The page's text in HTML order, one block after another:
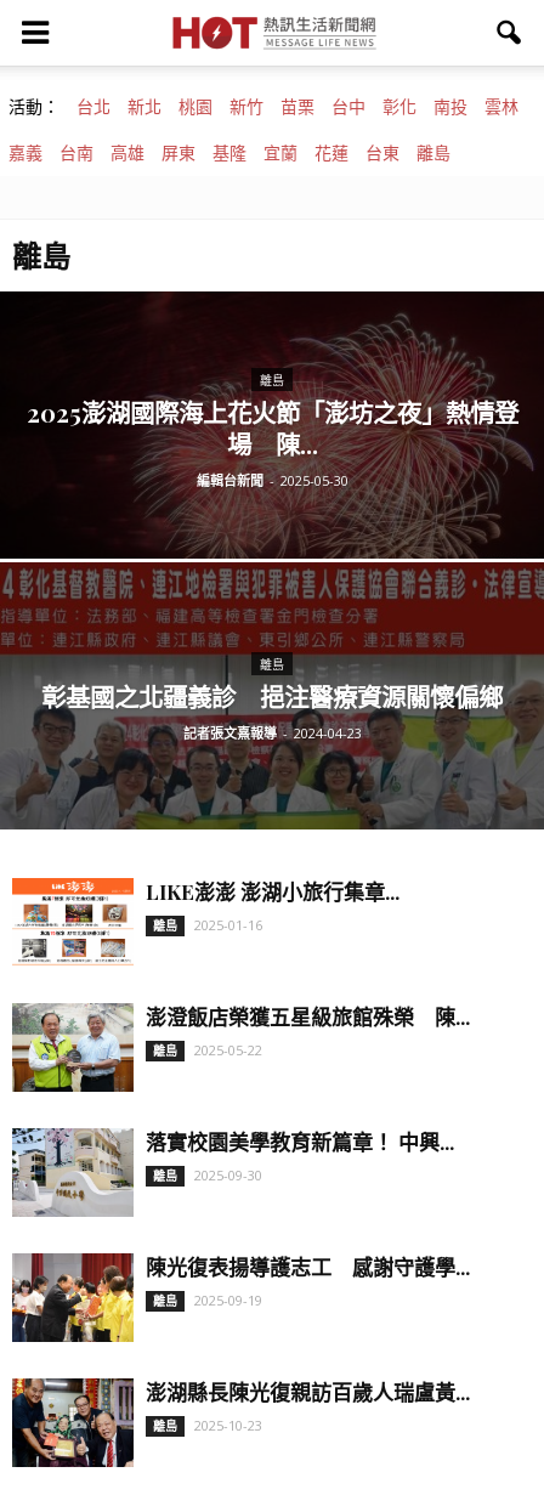
活動： 台北 新北 桃園 新竹 苗栗 台中 彰化 南投 雲林
嘉義 台南 高雄 屏東 基隆 宜蘭 花蓮 台東 離島
離島
離島
2025澎湖國際海上花火節「澎坊之夜」熱情登
場 陳...
編輯台新聞 - 2025-05-30
離島
彰基國之北疆義診 挹注醫療資源關懷偏鄉
記者張文熹報導 - 2024-04-23
LIKE澎澎 澎湖小旅行集章...
離島 2025-01-16
澎澄飯店榮獲五星級旅館殊榮 陳...
離島 2025-05-22
落實校園美學教育新篇章！ 中興...
離島 2025-09-30
陳光復表揚導護志工 感謝守護學...
離島 2025-09-19
澎湖縣長陳光復親訪百歲人瑞盧黃...
離島 2025-10-23